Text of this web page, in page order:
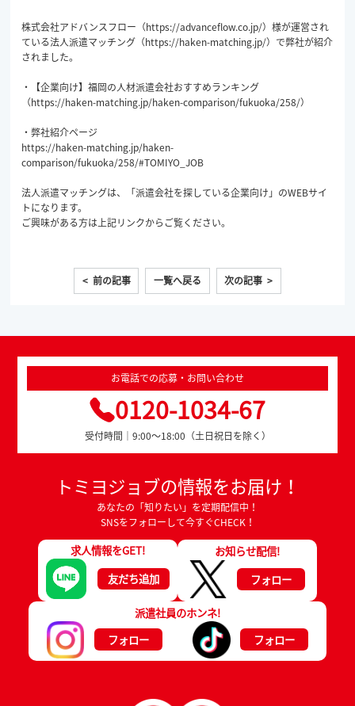
株式会社アドバンスフロー（https://advanceflow.co.jp/）様が運営され
ている法人派遣マッチング（https://haken-matching.jp/）で弊社が紹介
されました。
・【企業向け】福岡の人材派遣会社おすすめランキング
（https://haken-matching.jp/haken-comparison/fukuoka/258/）
・弊社紹介ページ
https://haken-matching.jp/haken-
comparison/fukuoka/258/#TOMIYO_JOB
法人派遣マッチングは、「派遣会社を探している企業向け」のWEBサイ
トになります。
ご興味がある方は上記リンクからご覧ください。
< 前の記事 一覧へ戻る 次の記事 >
お電話での応募・お問い合わせ
0120-1034-67
受付時間｜9:00～18:00（土日祝日を除く）
トミヨジョブの情報をお届け！
あなたの「知りたい」を定期配信中！
SNSをフォローして今すぐCHECK！
求人情報をGET!
友だち追加
お知らせ配信!
フォロー
派遣社員のホンネ!
フォロー
フォロー